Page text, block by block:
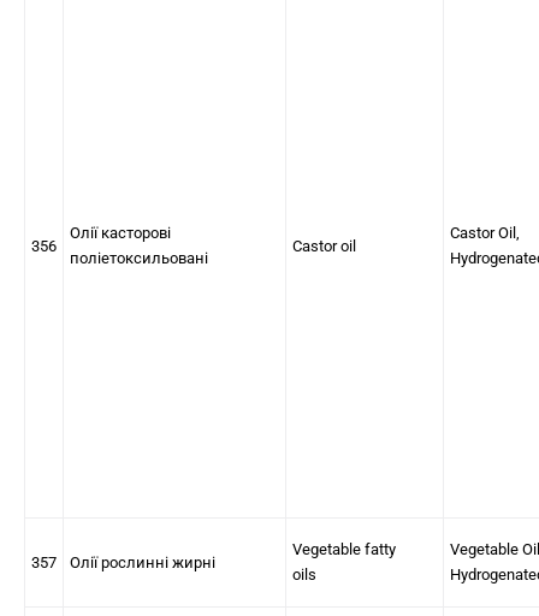
356
Олії касторові
поліетоксильовані
Castor oil
Castor Oil,
357 Олії рослинні жирні
Vegetable fatty
oils
Vegetable